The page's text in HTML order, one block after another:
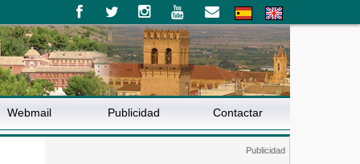
Webmail Publicidad Contactar